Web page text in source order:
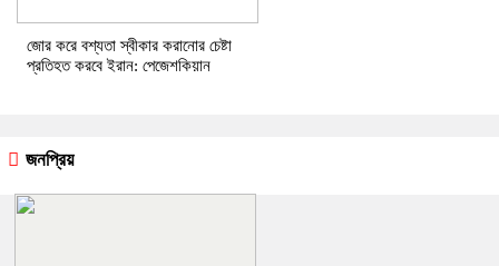
জোর করে বশ্যতা স্বীকার করানোর চেষ্টা
প্রতিহত করবে ইরান: পেজেশকিয়ান
জনপ্রিয়